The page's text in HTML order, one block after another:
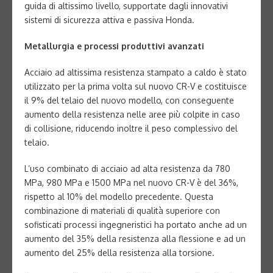
guida di altissimo livello, supportate dagli innovativi
sistemi di sicurezza attiva e passiva Honda.
Metallurgia e processi produttivi avanzati
Acciaio ad altissima resistenza stampato a caldo è stato
utilizzato per la prima volta sul nuovo CR-V e costituisce
il 9% del telaio del nuovo modello, con conseguente
aumento della resistenza nelle aree più colpite in caso
di collisione, riducendo inoltre il peso complessivo del
telaio.
L’uso combinato di acciaio ad alta resistenza da 780
MPa, 980 MPa e 1500 MPa nel nuovo CR-V è del 36%,
rispetto al 10% del modello precedente. Questa
combinazione di materiali di qualità superiore con
sofisticati processi ingegneristici ha portato anche ad un
aumento del 35% della resistenza alla flessione e ad un
aumento del 25% della resistenza alla torsione.